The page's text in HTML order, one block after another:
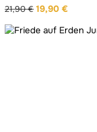
21,90€
Ursprünglicher
Preis
19,90 €
Preis